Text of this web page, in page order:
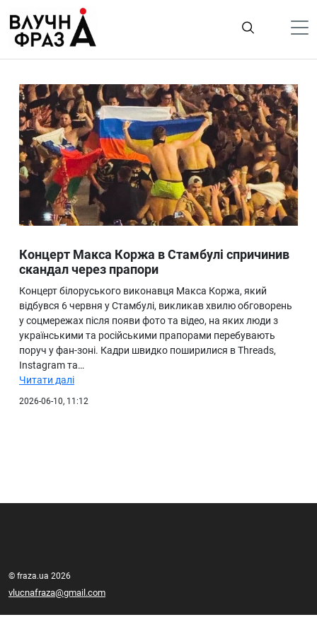
содержимому
Гроші
Життя
Лайфстайл
ТехноНаука
Людина
Ukraine
Про нас
Концерт Макса Коржа в Стамбулі спричинив
скандал через прапори
Концерт білоруського виконавця Макса Коржа, який
відбувся 6 червня у Стамбулі, викликав хвилю обговорень
у соцмережах після появи фото та відео, на яких люди з
українськими та російськими прапорами перебувають
поруч у фан-зоні. Кадри швидко поширилися в Threads,
Instagram та…
Читати далі
2026-06-10, 11:12
© fraza.ua 2026
vlucnafraza@gmail.com